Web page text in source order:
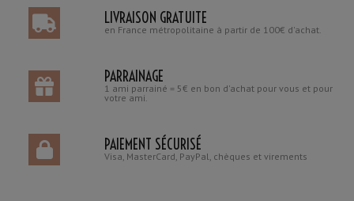
LIVRAISON GRATUITE
en France métropolitaine à partir de 100€ d'achat.
PARRAINAGE
1 ami parrainé = 5€ en bon d'achat pour vous et pour
votre ami.
PAIEMENT SÉCURISÉ
Visa, MasterCard, PayPal, chèques et virements